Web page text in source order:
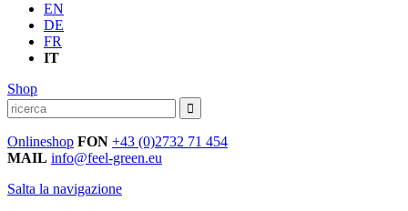
EN
DE
FR
IT
Shop
Onlineshop FON +43 (0)2732 71 454
MAIL info@feel-green.eu
Salta la navigazione